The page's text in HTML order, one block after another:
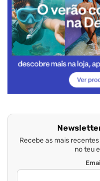
Recebe as mais
no teu